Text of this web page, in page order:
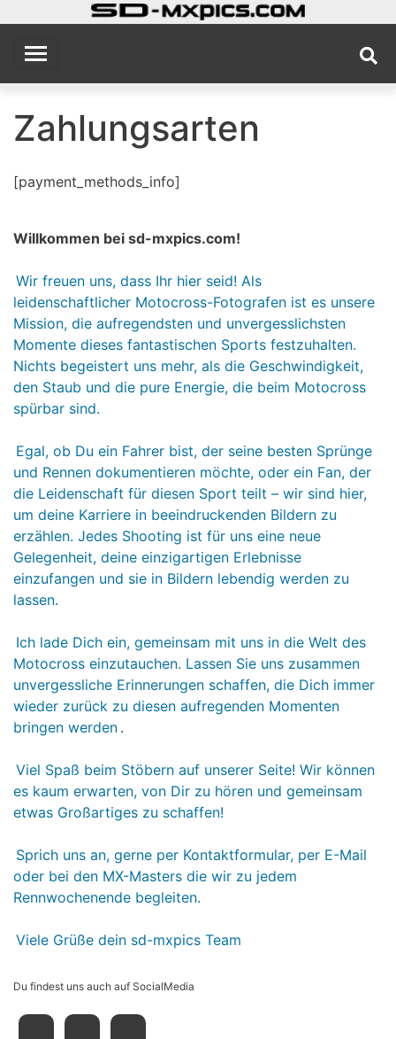
content
sd
Zahlungsarten
[payment_methods_info]
Willkommen bei sd-mxpics.com!
Wir freuen uns, dass Ihr hier seid! Als
leidenschaftlicher Motocross-Fotografen ist es unsere
Mission, die aufregendsten und unvergesslichsten
Momente dieses fantastischen Sports festzuhalten.
Nichts begeistert uns mehr, als die Geschwindigkeit,
den Staub und die pure Energie, die beim Motocross
spürbar sind.
Egal, ob Du ein Fahrer bist, der seine besten Sprünge
und Rennen dokumentieren möchte, oder ein Fan, der
die Leidenschaft für diesen Sport teilt – wir sind hier,
um deine Karriere in beeindruckenden Bildern zu
erzählen. Jedes Shooting ist für uns eine neue
Gelegenheit, deine einzigartigen Erlebnisse
einzufangen und sie in Bildern lebendig werden zu
lassen.
Ich lade Dich ein, gemeinsam mit uns in die Welt des
Motocross einzutauchen. Lassen Sie uns zusammen
unvergessliche Erinnerungen schaffen, die Dich immer
wieder zurück zu diesen aufregenden Momenten
bringen werden .
Viel Spaß beim Stöbern auf unserer Seite! Wir können
es kaum erwarten, von Dir zu hören und gemeinsam
etwas Großartiges zu schaffen!
Sprich uns an, gerne per Kontaktformular, per E-Mail
oder bei den MX-Masters die wir zu jedem
Rennwochenende begleiten.
Viele Grüße dein sd-mxpics Team
Du findest uns auch auf SocialMedia